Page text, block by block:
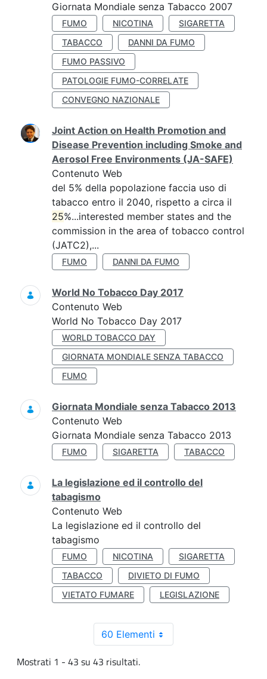
Giornata Mondiale senza Tabacco 2007
FUMO NICOTINA
SIGARETTA
TABACCO
DANNI DA FUMO
FUMO PASSIVO
PATOLOGIE FUMO-CORRELATE
CONVEGNO NAZIONALE
Joint Action on Health Promotion and
Disease Prevention including Smoke and
Aerosol Free Environments (JA-SAFE)
Contenuto Web
del 5% della popolazione faccia uso di
tabacco entro il 2040, rispetto a circa il
25%...interested member states and the
commission in the area of tobacco control
(JATC2),...
FUMO DANNI DA FUMO
World No Tobacco Day 2017
Contenuto Web
World No Tobacco Day 2017
WORLD TOBACCO DAY
GIORNATA MONDIALE SENZA TABACCO
FUMO
Giornata Mondiale senza Tabacco 2013
Contenuto Web
Giornata Mondiale senza Tabacco 2013
FUMO SIGARETTA TABACCO
La legislazione ed il controllo del
tabagismo
Contenuto Web
La legislazione ed il controllo del
tabagismo
FUMO NICOTINA
SIGARETTA
TABACCO
DIVIETO DI FUMO
VIETATO FUMARE
LEGISLAZIONE
60 Elementi
Mostrati 1 - 43 su 43 risultati.